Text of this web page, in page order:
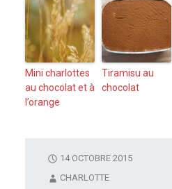
Mini charlottes
au chocolat et à
l’orange
Tiramisu au
chocolat
14 OCTOBRE 2015
CHARLOTTE